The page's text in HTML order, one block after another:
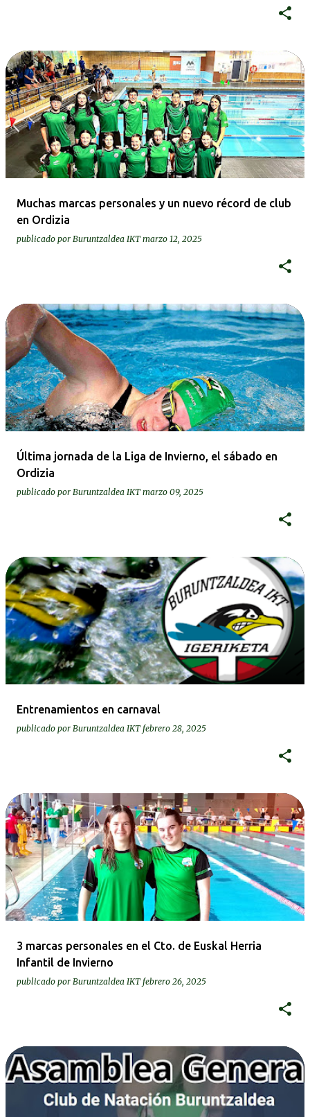
Muchas marcas personales y un nuevo récord de club
en Ordizia
publicado por Buruntzaldea IKT marzo 12, 2025
Última jornada de la Liga de Invierno, el sábado en
Ordizia
publicado por Buruntzaldea IKT marzo 09, 2025
Entrenamientos en carnaval
publicado por Buruntzaldea IKT febrero 28, 2025
3 marcas personales en el Cto. de Euskal Herria
Infantil de Invierno
publicado por Buruntzaldea IKT febrero 26, 2025